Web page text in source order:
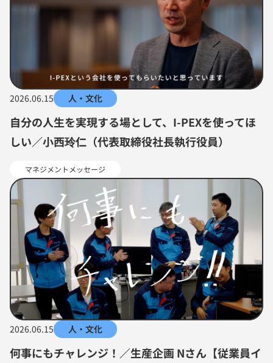
2026.06.15 人・文化
自分の人生を実現する場として、I-PEXを使ってほ
しい／小西玲仁（代表取締役社長執行役員）
マネジメントメッセージ
2026.06.15 人・文化
何事にもチャレンジ！／生産企画 Nさん【従業員イ